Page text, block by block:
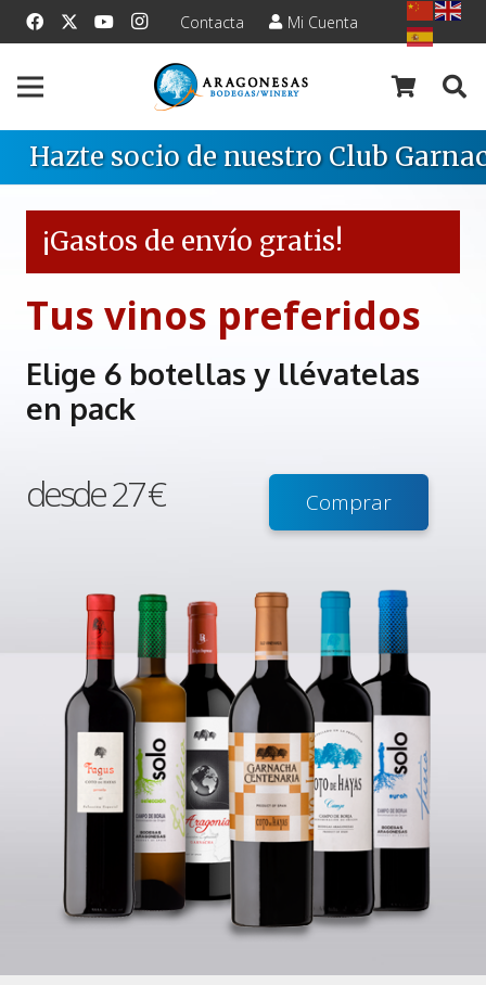
Contacta Mi Cuenta
Hazte socio de nuestro Club
¡Gastos de envío gratis!
Tus vinos preferidos
Elige 6 botellas y llévatelas
en pack
desde 27 € Comprar